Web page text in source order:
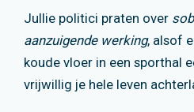
Jullie politici praten over
aanzuigende werking, alsof
koude vloer in een sporthal
vrijwillig je hele leven